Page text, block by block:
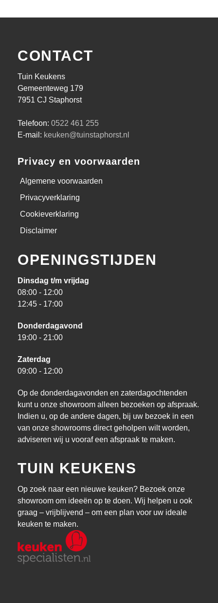
CONTACT
Tuin Keukens
Gemeenteweg 179
7951 CJ Staphorst
Telefoon: 0522 461 255
E-mail: keuken@tuinstaphorst.nl
Privacy en voorwaarden
Algemene voorwaarden
Privacyverklaring
Cookieverklaring
Disclaimer
OPENINGSTIJDEN
Dinsdag t/m vrijdag
08:00 - 12:00
12:45 - 17:00
Donderdagavond
19:00 - 21:00
Zaterdag
09:00 - 12:00
Op de donderdagavonden en zaterdagochtenden
kunt u onze showroom alleen bezoeken op afspraak.
Indien u, op de andere dagen, bij uw bezoek in een
van onze showrooms direct geholpen wilt worden,
adviseren wij u vooraf een afspraak te maken.
TUIN KEUKENS
Op zoek naar een nieuwe keuken? Bezoek onze
showroom om ideeën op te doen. Wij helpen u ook
graag – vrijblijvend – om een plan voor uw ideale
keuken te maken.